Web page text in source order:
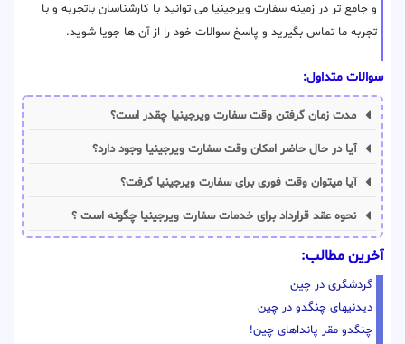
و جامع تر در زمینه سفارت ویرجینیا می توانید با کارشناسان باتجربه و با
تجربه ما تماس بگیرید و پاسخ سوالات خود را از آن ها جویا شوید.
سوالات متداول:
مدت زمان گرفتن وقت سفارت ویرجینیا چقدر است؟
آیا در حال حاضر امکان وقت سفارت ویرجینیا وجود دارد؟
آیا میتوان وقت فوری برای سفارت ویرجینیا گرفت؟
نحوه عقد قرارداد برای خدمات سفارت ویرجینیا چگونه است ؟
آخرین مطالب:
گردشگری در چین
دیدنیهای چنگدو در چین
چنگدو مقر پانداهای چین!